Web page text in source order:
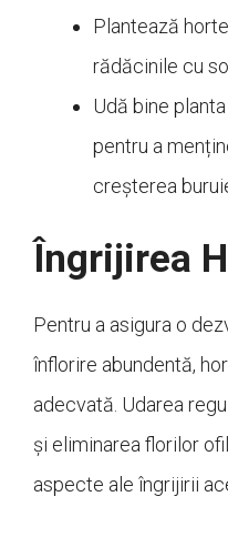
Plantează
rădăcinile cu
Udă bine
pentru a
creșterea
Îngrijirea
Pentru a asigura o
înflorire abundentă,
adecvată. Udarea
și eliminarea florilor
aspecte ale îngrijirii